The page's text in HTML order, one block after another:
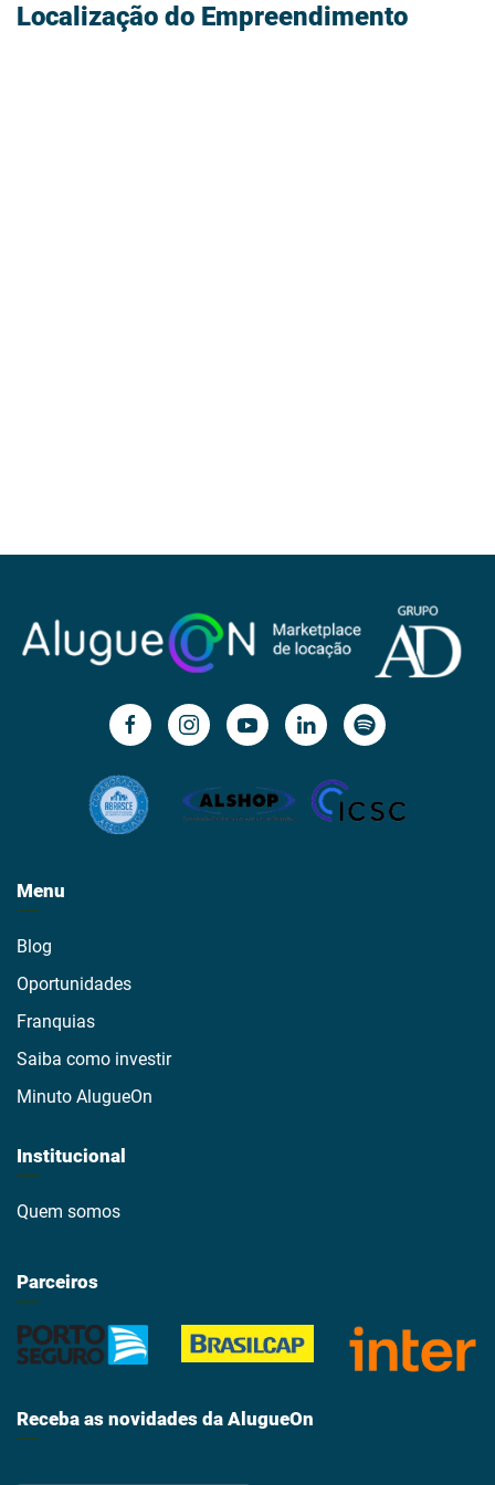
Localização do Empreendimento
Menu
Blog
Oportunidades
Franquias
Saiba como investir
Minuto AlugueOn
Institucional
Quem somos
Parceiros
Receba as novidades da AlugueOn